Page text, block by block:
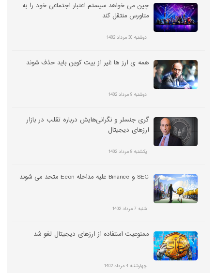
چین می خواهد سیستم اعتبار اجتماعی خود را به
متاورس منتقل کند
دوشنبه 30 مرداد 1402
همه ی ارز ها غیر از بیت کوین باید حذف شوند
دوشنبه 9 مرداد 1402
گری جنسلر و نگرانی‌هایش درباره تقلب در بازار
ارزهای دیجیتال
یکشنبه 8 مرداد 1402
SEC و Binance علیه مداخله Eeon متحد می شوند
شنبه 7 مرداد 1402
ممنوعیت استفاده از ارزهای دیجیتال لغو شد
چهارشنبه 4 مرداد 1402